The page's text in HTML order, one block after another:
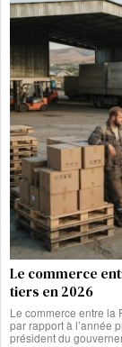
Le commerce
tiers en 2026
Le commerce entre la
par rapport à l’année
président du